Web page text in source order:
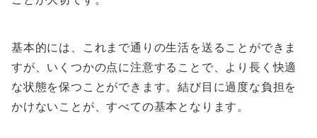
基本的には、これまで通りの生活を送ることができま
すが、いくつかの点に注意することで、より長く快適
な状態を保つことができます。結び目に過度な負担を
かけないことが、すべての基本となります。